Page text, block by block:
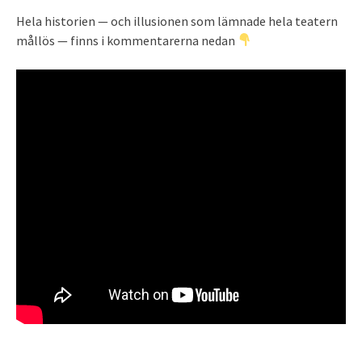
Hela historien — och illusionen som lämnade hela teatern
mållös — finns i kommentarerna nedan